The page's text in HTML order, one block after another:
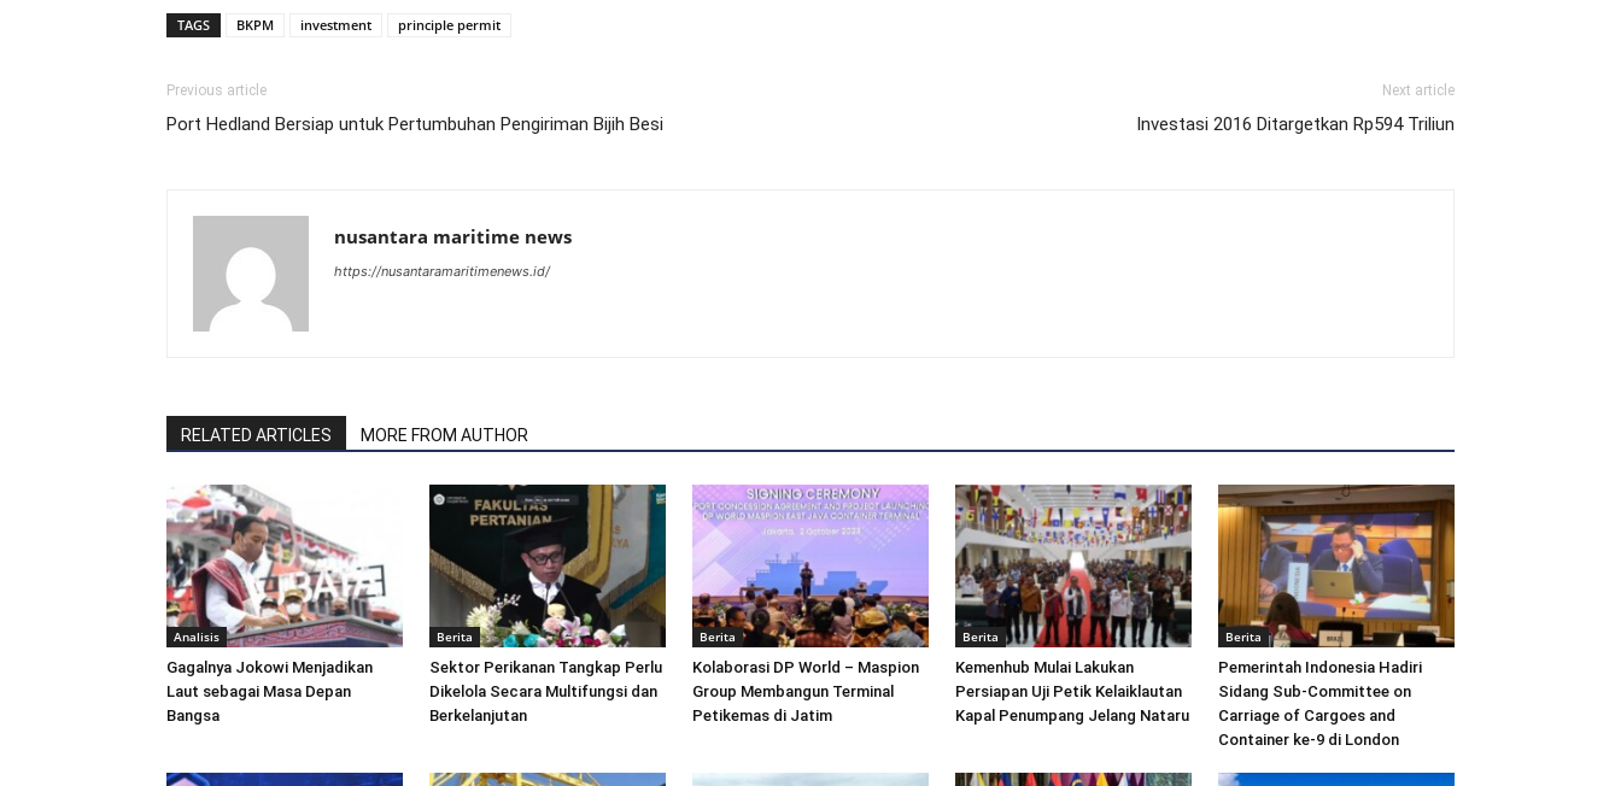
TAGS BKPM investment principle permit
Previous article
Port Hedland Bersiap untuk Pertumbuhan Pengiriman Bijih Besi
Next article
Investasi 2016 Ditargetkan Rp594 Triliun
nusantara maritime news
https://nusantaramaritimenews.id/
RELATED ARTICLES MORE FROM AUTHOR
Analisis
Gagalnya Jokowi Menjadikan
Laut sebagai Masa Depan
Bangsa
Berita
Sektor Perikanan Tangkap Perlu
Dikelola Secara Multifungsi dan
Berkelanjutan
Berita
Kolaborasi DP World – Maspion
Group Membangun Terminal
Petikemas di Jatim
Berita
Kemenhub Mulai Lakukan
Persiapan Uji Petik Kelaiklautan
Kapal Penumpang Jelang Nataru
Berita
Pemerintah Indonesia Hadiri
Sidang Sub-Committee on
Carriage of Cargoes and
Container ke-9 di London